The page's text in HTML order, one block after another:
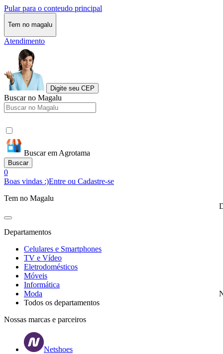
Pular para o conteudo principal
Tem no magalu
Atendimento
Digite seu CEP
Buscar no Magalu
Buscar em Agrotama
Buscar
0
Boas vindas :)Entre ou Cadastre-se
Tem no Magalu
Departamentos
Celulares e Smartphones
TV e Vídeo
Eletrodomésticos
Móveis
Informática
Moda
Todos os departamentos
Nossas marcas e parceiros
Netshoes